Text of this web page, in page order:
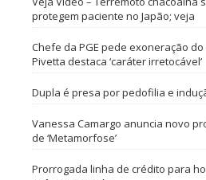
protegem paciente no Japão; veja
Chefe da PGE pede exoneração
Pivetta destaca ‘caráter irretocável’
Dupla é presa por pedofilia e
Vanessa Camargo anuncia novo
de ‘Metamorfose’
Prorrogada linha de crédito para